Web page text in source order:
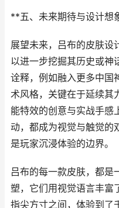
**五、未来期待与设计想
展望未来，吕布的皮肤设
以进一步挖掘其历史或神
诠释，例如融入更多中国
术风格，关键在于延续其
能特效的创意与实战手感
动，都成为视觉与触觉的
是玩家沉浸体验的边界。
吕布的每一款皮肤，都是
塑，它们用视觉语言丰富
指尖方寸之间，体验到了